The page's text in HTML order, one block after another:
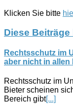
Klicken Sie bitte
Diese
Rechtsschutz im
aber nicht in allen
Rechtsschutz im
Bieter scheinen
Bereich gibt[...]